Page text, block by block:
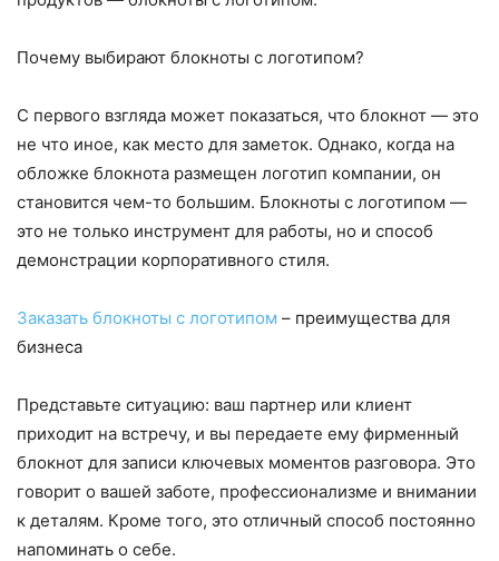
Почему выбирают блокноты с логотипом?
С первого взгляда может показаться, что блокнот — это
не что иное, как место для заметок. Однако, когда на
обложке блокнота размещен логотип компании, он
становится чем-то большим. Блокноты с логотипом —
это не только инструмент для работы, но и способ
демонстрации корпоративного стиля.
Заказать блокноты с логотипом – преимущества для
бизнеса
Представьте ситуацию: ваш партнер или клиент
приходит на встречу, и вы передаете ему фирменный
блокнот для записи ключевых моментов разговора. Это
говорит о вашей заботе, профессионализме и внимании
к деталям. Кроме того, это отличный способ постоянно
напоминать о себе.